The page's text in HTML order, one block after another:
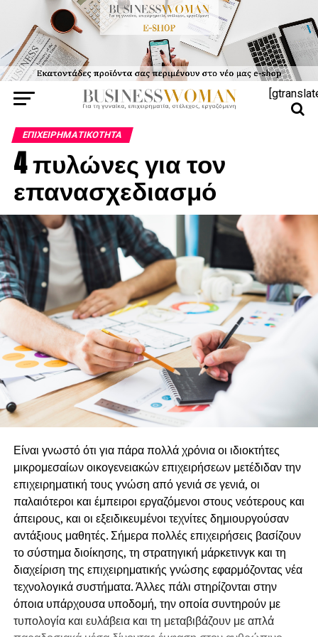
ΕΠΙΧΕΙΡΗΜΑΤΙΚΌΤΗΤΑ
4 πυλώνες για τον
επανασχεδιασμό
Είναι γνωστό ότι για πάρα πολλά χρόνια οι ιδιοκτήτες
μικρομεσαίων οικογενειακών επιχειρήσεων μετέδιδαν την
επιχειρηματική τους γνώση από γενιά σε γενιά, οι
παλαιότεροι και έμπειροι εργαζόμενοι στους νεότερους και
άπειρους, και οι εξειδικευμένοι τεχνίτες δημιουργούσαν
αντάξιους μαθητές. Σήμερα πολλές επιχειρήσεις βασίζουν
το σύστημα διοίκησης, τη στρατηγική μάρκετινγκ και τη
διαχείριση της επιχειρηματικής γνώσης εφαρμόζοντας νέα
τεχνολογικά συστήματα. Άλλες πάλι στηρίζονται στην
όποια υπάρχουσα υποδομή, την οποία συντηρούν με
τυπολογία και ευλάβεια και τη μεταβιβάζουν με απλά